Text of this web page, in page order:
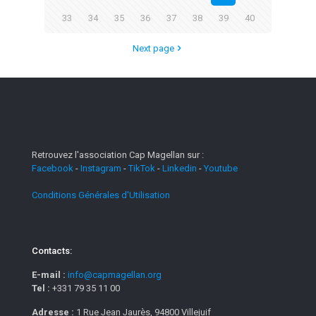
33 34 35 36 37 38 39 40
Next page
Retrouvez l'association Cap Magellan sur :
Facebook - Instagram -TikTok - Linkedin - Youtube
Conditions Générales d'Utilisation
Contacts:
E-mail : info@capmagellan.org
Tel : +331 79 35 11 00
Adresse : 1 Rue Jean Jaurès, 94800 Villejuif